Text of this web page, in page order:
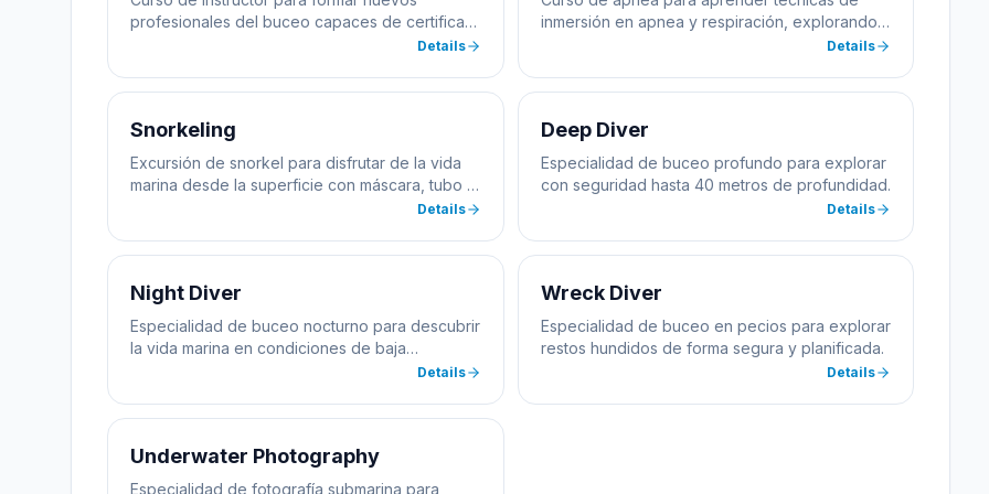
quando vuoi visto che abbiamo
disponibilità full time, scegli il giorno e
l'orario che più ti si addice dal lunedì alla
domenica e noi faremo il resto.
profesionales del buceo capaces de certificar
Details
inmersión en apnea y respiración, explorando
Details
Snorkeling
Excursión de snorkel para disfrutar de la vida
marina desde la superficie con máscara, tubo y
Details
Deep Diver
Especialidad de buceo profundo para explorar
con seguridad hasta 40 metros de profundidad.
Details
Night Diver
Especialidad de buceo nocturno para descubrir
la vida marina en condiciones de baja
Details
Wreck Diver
Especialidad de buceo en pecios para explorar
restos hundidos de forma segura y planificada.
Details
Underwater Photography
Especialidad de fotografía submarina para